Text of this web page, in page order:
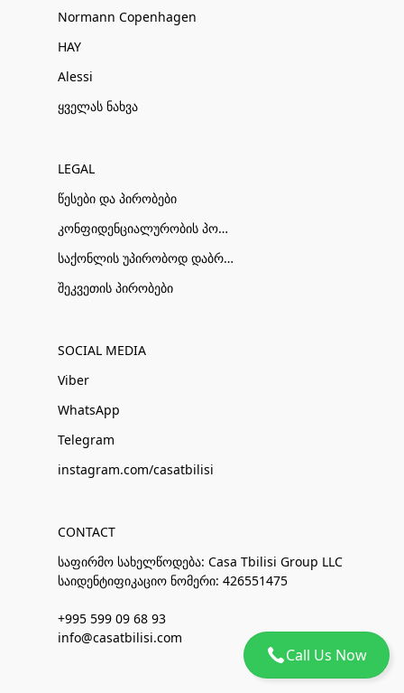
Call Us Now
Normann Copenhagen
HAY
Alessi
ყველას ნახვა
LEGAL
წესები და პირობები
კონფიდენციალურობის პოლიტიკა
საქონლის უპირობოდ დაბრუნების პირობები
შეკვეთის პირობები
SOCIAL MEDIA
Viber
WhatsApp
Telegram
instagram.com/casatbilisi
CONTACT
საფირმო სახელწოდება: Casa Tbilisi Group LLC
საიდენტიფიკაციო ნომერი: 426551475
+995 599 09 68 93
info@casatbilisi.com